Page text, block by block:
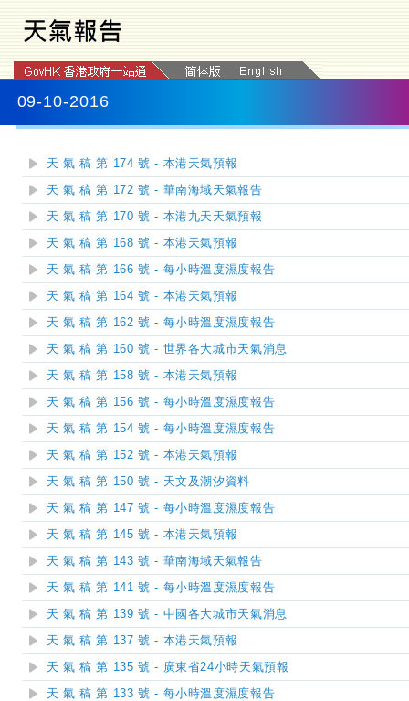
09-10-2016
天 氣 稿 第 174 號 - 本港天氣預報
天 氣 稿 第 172 號 - 華南海域天氣報告
天 氣 稿 第 170 號 - 本港九天天氣預報
天 氣 稿 第 168 號 - 本港天氣預報
天 氣 稿 第 166 號 - 每小時溫度濕度報告
天 氣 稿 第 164 號 - 本港天氣預報
天 氣 稿 第 162 號 - 每小時溫度濕度報告
天 氣 稿 第 160 號 - 世界各大城市天氣消息
天 氣 稿 第 158 號 - 本港天氣預報
天 氣 稿 第 156 號 - 每小時溫度濕度報告
天 氣 稿 第 154 號 - 每小時溫度濕度報告
天 氣 稿 第 152 號 - 本港天氣預報
天 氣 稿 第 150 號 - 天文及潮汐資料
天 氣 稿 第 147 號 - 每小時溫度濕度報告
天 氣 稿 第 145 號 - 本港天氣預報
天 氣 稿 第 143 號 - 華南海域天氣報告
天 氣 稿 第 141 號 - 每小時溫度濕度報告
天 氣 稿 第 139 號 - 中國各大城市天氣消息
天 氣 稿 第 137 號 - 本港天氣預報
天 氣 稿 第 135 號 - 廣東省24小時天氣預報
天 氣 稿 第 133 號 - 每小時溫度濕度報告